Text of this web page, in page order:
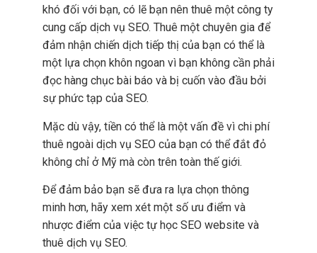
khó đối với bạn, có lẽ bạn nên thuê một công ty
cung cấp dịch vụ SEO. Thuê một chuyên gia để
đảm nhận chiến dịch tiếp thị của bạn có thể là
một lựa chọn khôn ngoan vì bạn không cần phải
đọc hàng chục bài báo và bị cuốn vào đầu bởi
sự phức tạp của SEO.
Mặc dù vậy, tiền có thể là một vấn đề vì chi phí
thuê ngoài dịch vụ SEO của bạn có thể đắt đỏ
không chỉ ở Mỹ mà còn trên toàn thế giới.
Để đảm bảo bạn sẽ đưa ra lựa chọn thông
minh hơn, hãy xem xét một số ưu điểm và
nhược điểm của việc tự học SEO website và
thuê dịch vụ SEO.